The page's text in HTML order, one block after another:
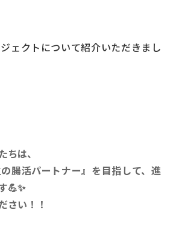
ェクトについて紹介いただきまし
ちは、
腸活パートナー』を目指して、進
💪✨
さい！！